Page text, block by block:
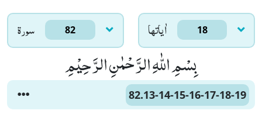
سورۃ 82 اٰياتها 18
بِسْمِ اللّٰهِ الرَّحْمٰنِ الرَّحِیْمِ
82.13-14-15-16-17-18-19